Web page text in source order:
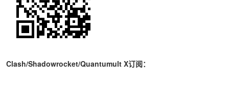
Clash/Shadowrocket/Quantumult X订阅：